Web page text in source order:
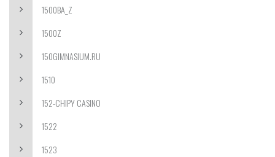
1500BA_Z
1500Z
150GIMNASIUM.RU
1510
152-CHIPY CASINO
1522
1523